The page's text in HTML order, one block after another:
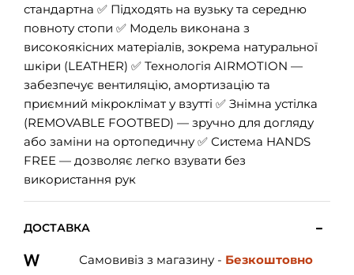
стандартна ✅ Підходять на вузьку та середню
повноту стопи ✅ Модель виконана з
високоякісних матеріалів, зокрема натуральної
шкіри (LEATHER) ✅ Технологія AIRMOTION —
забезпечує вентиляцію, амортизацію та
приємний мікроклімат у взутті ✅ Знімна устілка
(REMOVABLE FOOTBED) — зручно для догляду
або заміни на ортопедичну ✅ Система HANDS
FREE — дозволяє легко взувати без
використання рук
ДОСТАВКА
Самовивіз з магазину - Безкоштовно